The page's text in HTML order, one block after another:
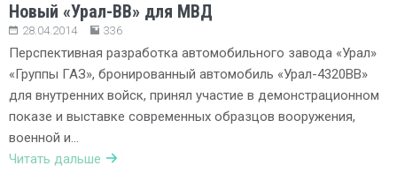
Новый «Урал-ВВ» для МВД
28.04.2014 336
Перспективная разработка автомобильного завода «Урал»
«Группы ГАЗ», бронированный автомобиль «Урал-4320ВВ»
для внутренних войск, принял участие в демонстрационном
показе и выставке современных образцов вооружения,
военной и…
Читать дальше